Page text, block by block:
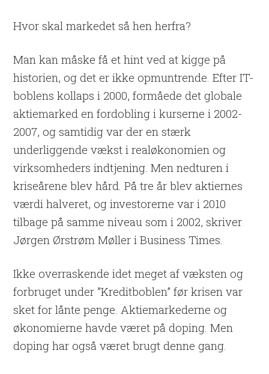
Hvor skal markedet så hen herfra?
Man kan måske få et hint ved at kigge på
historien, og det er ikke opmuntrende. Efter IT-
boblens kollaps i 2000, formåede det globale
aktiemarked en fordobling i kurserne i 2002-
2007, og samtidig var der en stærk
underliggende vækst i realøkonomien og
virksomheders indtjening. Men nedturen i
kriseårene blev hård. På tre år blev aktiernes
værdi halveret, og investorerne var i 2010
tilbage på samme niveau som i 2002, skriver
Jørgen Ørstrøm Møller i Business Times.
Ikke overraskende idet meget af væksten og
forbruget under ”Kreditboblen” før krisen var
sket for lånte penge. Aktiemarkederne og
økonomierne havde været på doping. Men
doping har også været brugt denne gang.